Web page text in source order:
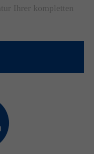
Ihrer kompletten